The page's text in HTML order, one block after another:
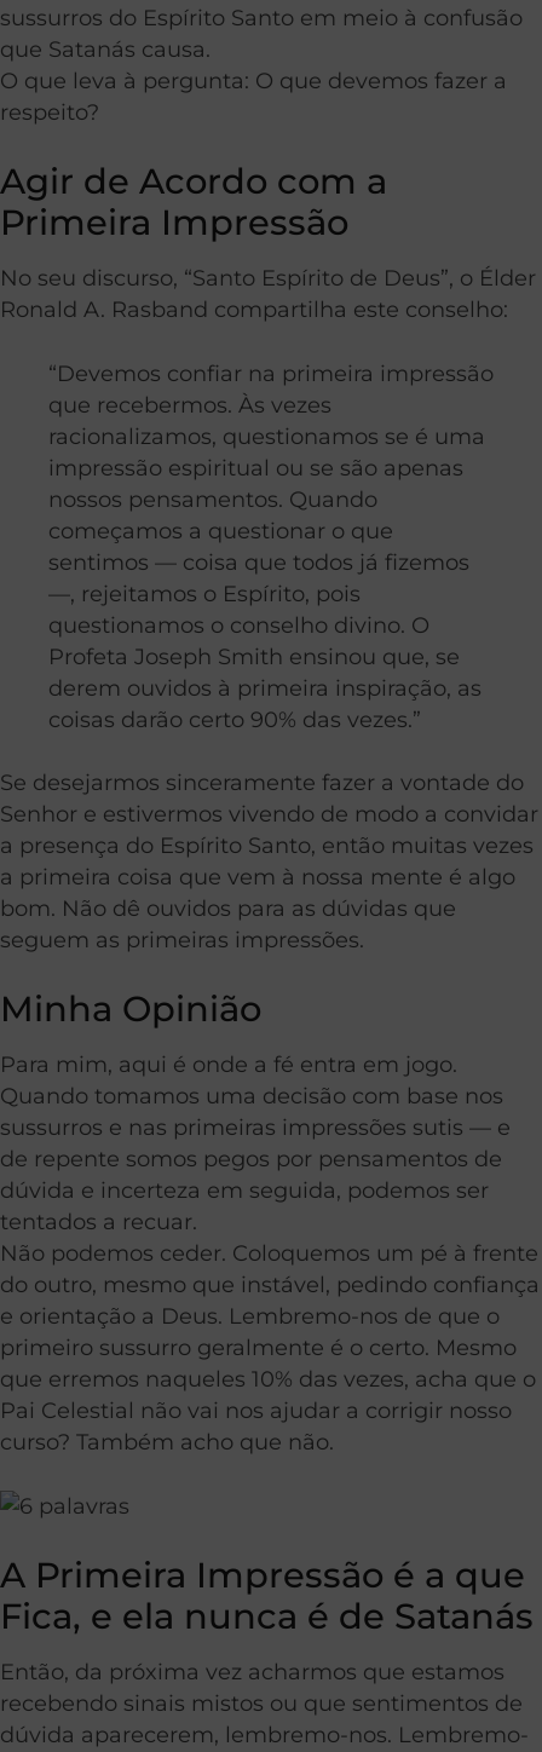
sussurros do Espírito Santo em meio à confusão
que Satanás causa.
O que leva à pergunta: O que devemos fazer a
respeito?
Agir de Acordo com a
Primeira Impressão
No seu discurso, “Santo Espírito de Deus”, o Élder
Ronald A. Rasband compartilha este conselho:
“Devemos confiar na primeira impressão
que recebermos. Às vezes
racionalizamos, questionamos se é uma
impressão espiritual ou se são apenas
nossos pensamentos. Quando
começamos a questionar o que
sentimos — coisa que todos já fizemos
—, rejeitamos o Espírito, pois
questionamos o conselho divino. O
Profeta Joseph Smith ensinou que, se
derem ouvidos à primeira inspiração, as
coisas darão certo 90% das vezes.”
Se desejarmos sinceramente fazer a vontade do
Senhor e estivermos vivendo de modo a convidar
a presença do Espírito Santo, então muitas vezes
a primeira coisa que vem à nossa mente é algo
bom. Não dê ouvidos para as dúvidas que
seguem as primeiras impressões.
Minha Opinião
Para mim, aqui é onde a fé entra em jogo.
Quando tomamos uma decisão com base nos
sussurros e nas primeiras impressões sutis — e
de repente somos pegos por pensamentos de
dúvida e incerteza em seguida, podemos ser
tentados a recuar.
Não podemos ceder. Coloquemos um pé à frente
do outro, mesmo que instável, pedindo confiança
e orientação a Deus. Lembremo-nos de que o
primeiro sussurro geralmente é o certo. Mesmo
que erremos naqueles 10% das vezes, acha que o
Pai Celestial não vai nos ajudar a corrigir nosso
curso? Também acho que não.
A Primeira Impressão é a que
Fica, e ela nunca é de Satanás
Então, da próxima vez acharmos que estamos
recebendo sinais mistos ou que sentimentos de
dúvida aparecerem, lembremo-nos. Lembremo-